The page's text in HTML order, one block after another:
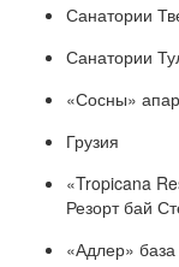
Санатории
Санатории
«Сосны»
Грузия
«Tropicana
Резорт бай
«Адлер»